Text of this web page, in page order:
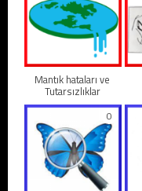
Mantık hataları ve
Tutarsızlıklar
0